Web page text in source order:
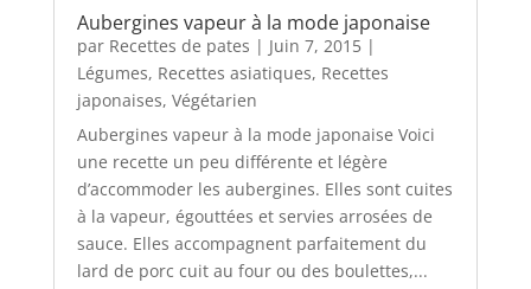
Aubergines vapeur à la mode japonaise
par Recettes de pates | Juin 7, 2015|
Légumes, Recettes asiatiques, Recettes
japonaises, Végétarien
Aubergines vapeur à la mode japonaise Voici
une recette un peu différente et légère
d’accommoder les aubergines. Elles sont cuites
à la vapeur, égouttées et servies arrosées de
sauce. Elles accompagnent parfaitement du
lard de porc cuit au four ou des boulettes,...